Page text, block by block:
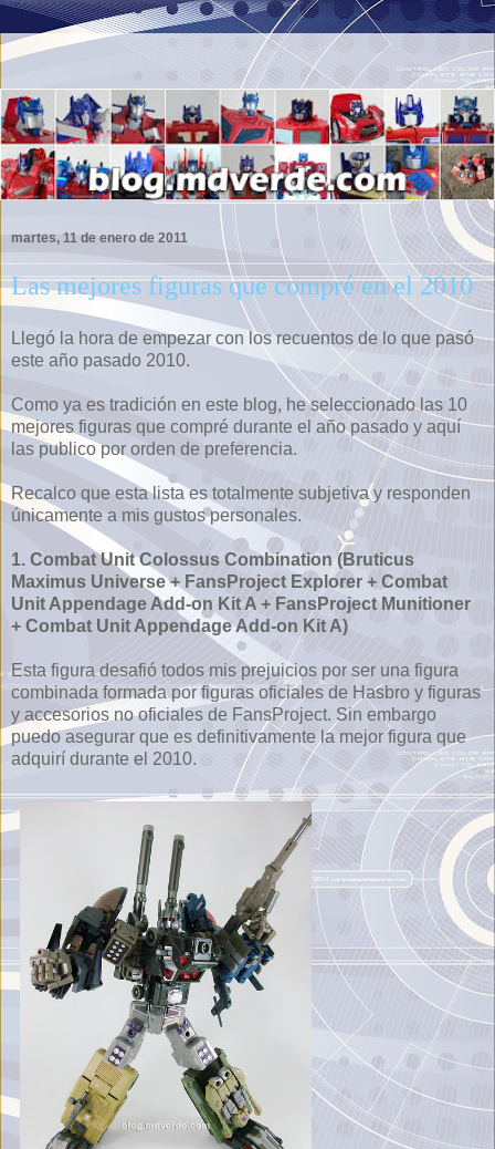
martes, 11 de enero de 2011
Las mejores figuras que compré en el 2010
Llegó la hora de empezar con los recuentos de lo que pasó
este año pasado 2010.
Como ya es tradición en este blog, he seleccionado las 10
mejores figuras que compré durante el año pasado y aquí
las publico por orden de preferencia.
Recalco que esta lista es totalmente subjetiva y responden
únicamente a mis gustos personales.
1. Combat Unit Colossus Combination (Bruticus
Maximus Universe + FansProject Explorer + Combat
Unit Appendage Add-on Kit A + FansProject Munitioner
+ Combat Unit Appendage Add-on Kit A)
Esta figura desafió todos mis prejuicios por ser una figura
combinada formada por figuras oficiales de Hasbro y figuras
y accesorios no oficiales de FansProject. Sin embargo
puedo asegurar que es definitivamente la mejor figura que
adquirí durante el 2010.